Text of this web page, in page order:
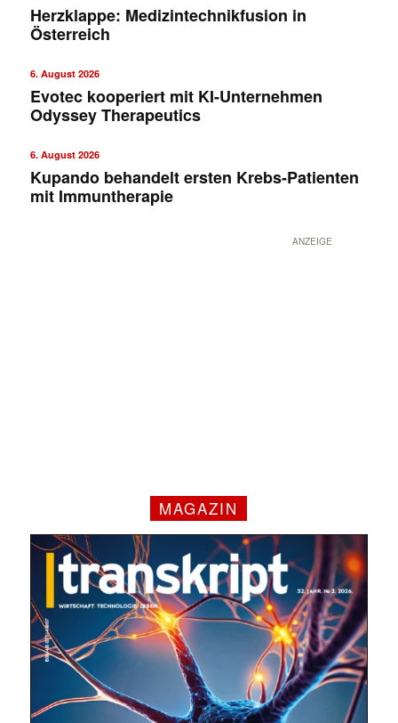
Herzklappe: Medizintechnikfusion in
Österreich
6. August 2026
Evotec kooperiert mit KI-Unternehmen
Odyssey Therapeutics
6. August 2026
Kupando behandelt ersten Krebs-Patienten
mit Immuntherapie
ANZEIGE
MAGAZIN